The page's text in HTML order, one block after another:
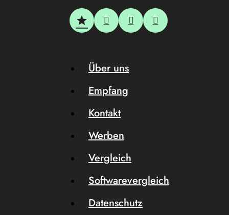
Über uns
Empfang
Kontakt
Werben
Vergleich
Softwarevergleich
Datenschutz